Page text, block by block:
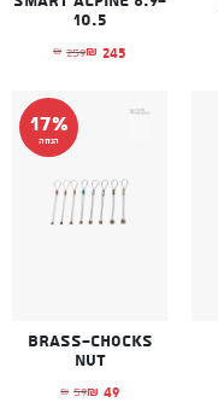
10.5
₪ 259
המחיר המקורי₪ 245 המחיר הנוכחי
17%
הנחה
Brass-chocks
nut
₪ 59
המחיר המקורי₪ 49 המחיר הנוכחי